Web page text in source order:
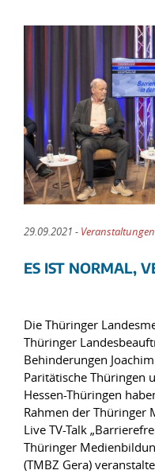
29.09.2021 - Veranstaltungen
ES IST NORMAL,
Die Thüringer
Thüringer
Behinderungen
Paritätische Thüringen
Hessen-Thüringen
Rahmen der Thüringer
Live TV-Talk
Thüringer
(TMBZ Gera)